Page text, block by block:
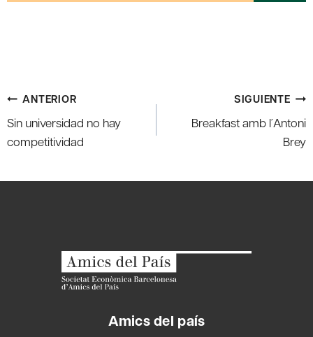
Navegación
de
entradas
ANTERIOR
Sin universidad no hay
competitividad
SIGUIENTE
Breakfast amb l´Antoni
Brey
Amics del país